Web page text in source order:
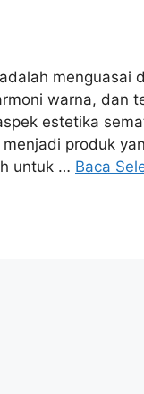
menguasai
warna, dan
estetika
produk
untuk … Baca